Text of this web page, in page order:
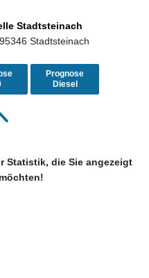
Stadtsteinach
Stadtsteinach
Prognose
Diesel
Statistik, die Sie angezeigt